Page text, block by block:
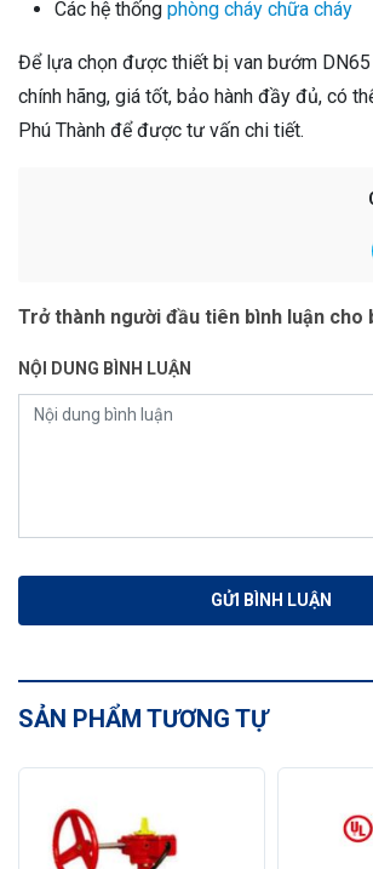
Các hệ thống phòng cháy chữa cháy
Để lựa chọn được thiết bị van bướm
chính hãng, giá tốt, bảo hành đầy đủ, có
Phú Thành để được tư vấn chi tiết.
Trở thành người đầu tiên bình luận cho
NỘI DUNG BÌNH LUẬN
SẢN PHẨM TƯƠNG TỰ